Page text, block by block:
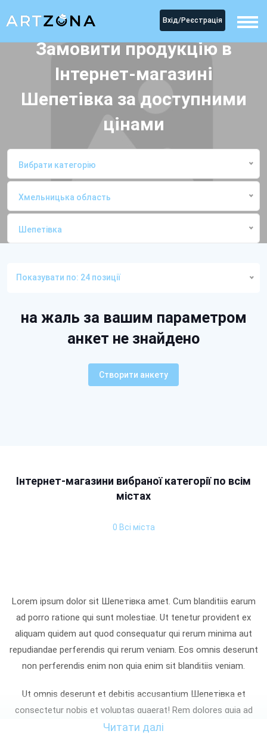
Вхід/Реєстрація
Замовити продукцію в
Інтернет-магазині
Шепетівка за доступними
цінами
Вибрати категорію
Хмельницька область
Шепетівка
Показувати по: 24 позиції
на жаль за вашим параметром
анкет не знайдено
Створити анкету
Інтернет-магазини вибраної категорії по всім
містах
0 Всі міста
Lorem ipsum dolor sit Шепетівка amet. Cum blanditiis earum
ad porro ratione qui sunt molestiae. Ut tenetur provident ex
aliquam quidem aut quod consequatur qui rerum minima aut
repudiandae perferendis qui rerum veniam. Eos omnis deserunt
non perferendis enim non quia enim sit blanditiis veniam.
Ut omnis deserunt et debitis accusantium Шепетівка et
consectetur nobis et voluptas quaerat! Rem dolores quia ad
enim omnis sed laudantium aspernatur non quia iste At
Читати далі